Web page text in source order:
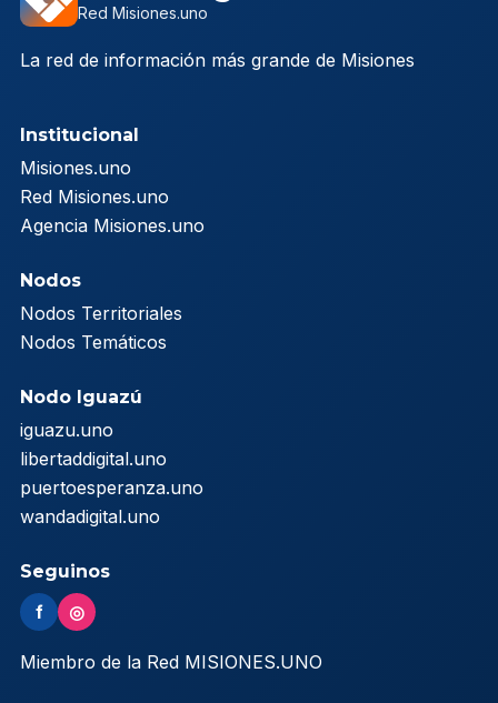
Red Misiones.uno
La red de información más grande de Misiones
Institucional
Misiones.uno
Red Misiones.uno
Agencia Misiones.uno
Nodos
Nodos Territoriales
Nodos Temáticos
Nodo Iguazú
iguazu.uno
libertaddigital.uno
puertoesperanza.uno
wandadigital.uno
Seguinos
f ◎
Miembro de la Red MISIONES.UNO